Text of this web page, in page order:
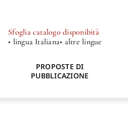
Sfoglia catalogo disponibità
• lingua Italiana• altre lingue
PROPOSTE DI
PUBBLICAZIONE